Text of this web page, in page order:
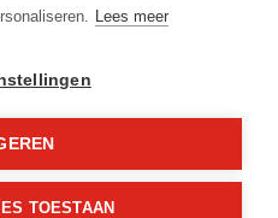
by Zabun
Lees meer
TOESTAAN